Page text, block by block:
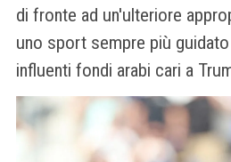
di fronte ad un'ulteriore
uno sport sempre più
influenti fondi arabi cari a